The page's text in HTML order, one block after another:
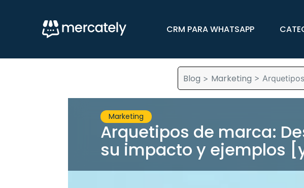
CRM PARA WHATSAPP
Blog > Marketing >
Marketing
Arquetipos de marca:
su impacto y ejemplos